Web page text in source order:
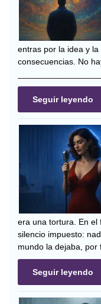
entras por la idea y
consecuencias. No
Seguir leyendo
era una tortura. En el
silencio impuesto:
mundo la dejaba, por
Seguir leyendo